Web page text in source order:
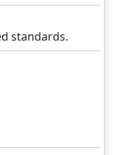
standards.